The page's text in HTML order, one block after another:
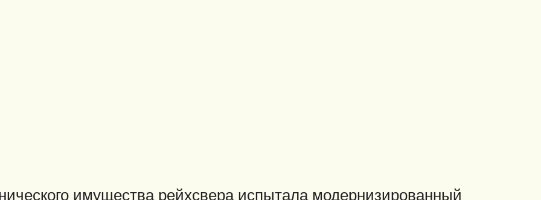
имущества рейхсвера испытала модернизированный